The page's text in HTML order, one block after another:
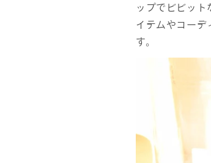
ップでビビッ
イテムやコーデ
す。